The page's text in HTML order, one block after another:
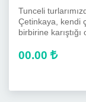
Tunceli
Çetinkaya, kendi
birbirine
00.00